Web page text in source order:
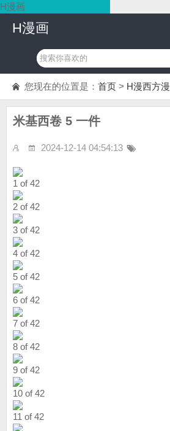
H漫画
H漫画
您现在的位置是： 首页 > H漫西方漫
米基西卷 5 一件
2024-12-14 04:54:13
1 of 42
2 of 42
3 of 42
4 of 42
5 of 42
6 of 42
7 of 42
8 of 42
9 of 42
10 of 42
11 of 42